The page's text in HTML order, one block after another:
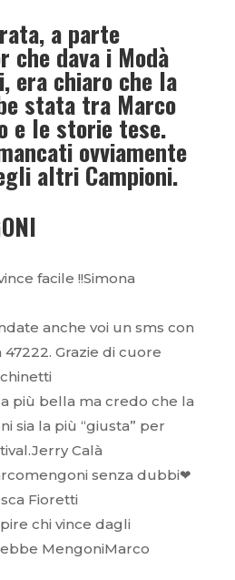
a parte
che dava i Modà
era chiaro che la
stata tra Marco
e le storie tese.
ovviamente
altri Campioni.
facile !!Simona
anche voi un sms con
Grazie di cuore
più bella ma credo che la
sia la più “giusta” per
Calà
senza dubbi❤
Fioretti
chi vince dagli
MengoniMarco